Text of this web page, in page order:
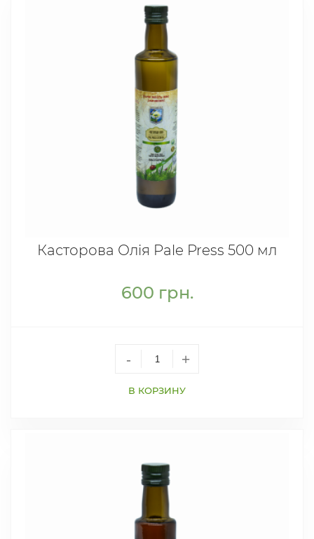
Касторова Олія Pale Press 500 мл
600 грн.
- +
В КОРЗИНУ